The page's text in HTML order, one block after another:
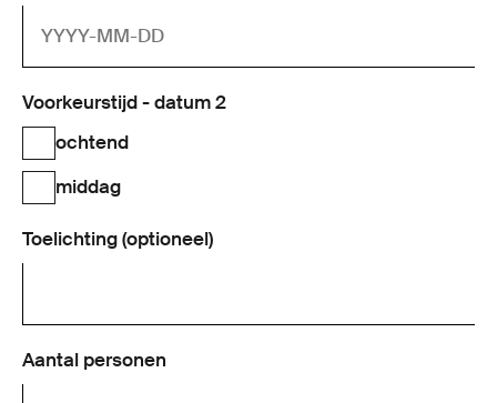
Voorkeurstijd - datum 2
ochtend
middag
Toelichting (optioneel)
Aantal personen